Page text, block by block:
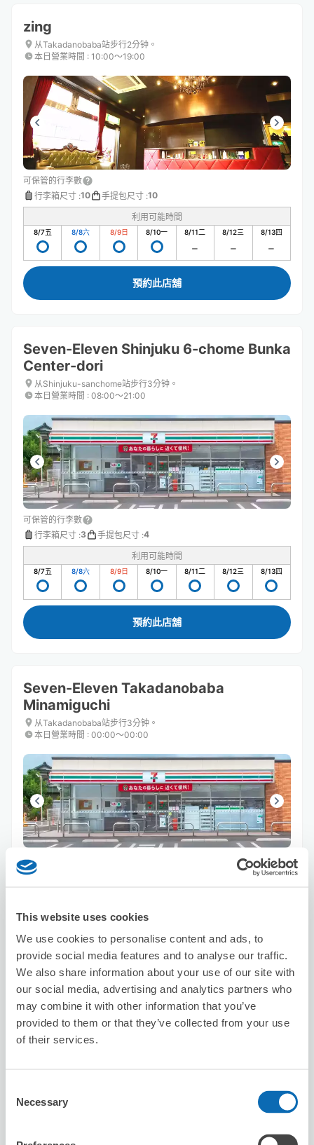
This website uses cookies
We use cookies to personalise content and ads, to
provide social media features and to analyse our traffic.
We also share information about your use of our site with
our social media, advertising and analytics partners who
may combine it with other information that you’ve
provided to them or that they’ve collected from your use
of their services.
Selection
Necessary
zing
从Takadanobaba站步行2分钟。
本日營業時間 : 10:00〜19:00
可保管的行李數
行李箱尺寸 :10 手提包尺寸 :10
利用可能時間
8/7五 8/8六 8/9日 8/10一 8/11二 8/12三 8/13四
預約此店舖
Seven-Eleven Shinjuku 6-chome Bunka
Center-dori
从Shinjuku-sanchome站步行3分钟。
本日營業時間 : 08:00〜21:00
可保管的行李數
行李箱尺寸 :3 手提包尺寸 :4
利用可能時間
8/7五 8/8六 8/9日 8/10一 8/11二 8/12三 8/13四
預約此店舖
Seven-Eleven Takadanobaba
Minamiguchi
从Takadanobaba站步行3分钟。
本日營業時間 : 00:00〜00:00
可保管的行李數
行李箱尺寸
預約此店舖
Seven-Eleven Shinjuku Funamachi
从Akebonobashi站步行1分钟。